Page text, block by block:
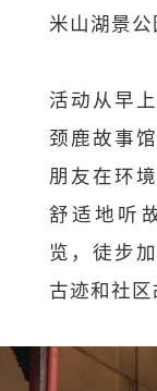
米山湖景公
活动从早
颈鹿故事
朋友在环
舒适地听
览，徒步
古迹和社区